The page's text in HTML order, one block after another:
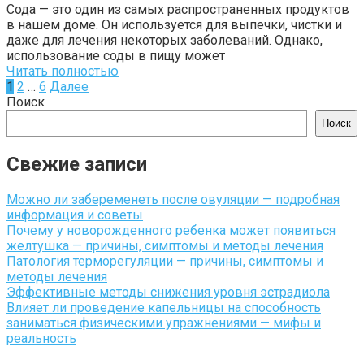
Сода — это один из самых распространенных продуктов
в нашем доме. Он используется для выпечки, чистки и
даже для лечения некоторых заболеваний. Однако,
использование соды в пищу может
Читать полностью
Навигация
по
1 2 … 6 Далее
Поиск
Поиск
Свежие записи
Можно ли забеременеть после овуляции — подробная
информация и советы
Почему у новорожденного ребенка может появиться
желтушка — причины, симптомы и методы лечения
Патология терморегуляции — причины, симптомы и
методы лечения
Эффективные методы снижения уровня эстрадиола
Влияет ли проведение капельницы на способность
заниматься физическими упражнениями — мифы и
реальность